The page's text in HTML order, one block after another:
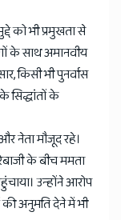
को भी प्रमुखता से
के साथ अमानवीय
किसी भी पुनर्वास
सिद्धांतों के
नेता मौजूद रहे।
के बीच ममता
उन्होंने आरोप
की अनुमति देने में भी